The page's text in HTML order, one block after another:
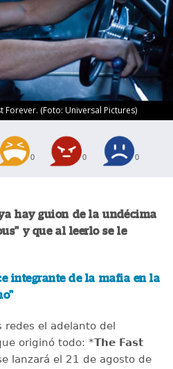
Forever. (Foto: Universal Pictures)
0 0 0
hay guion de la undécima
y que al leerlo se le
integrante de la mafia en la
redes el adelanto del
originó todo: *The Fast
lanzará el 21 de agosto de